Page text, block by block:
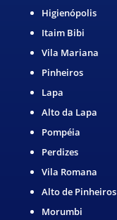
Higienópolis
Itaim Bibi
Vila Mariana
Pinheiros
Lapa
Alto da Lapa
Pompéia
Perdizes
Vila Romana
Alto de Pinheiros
Morumbi